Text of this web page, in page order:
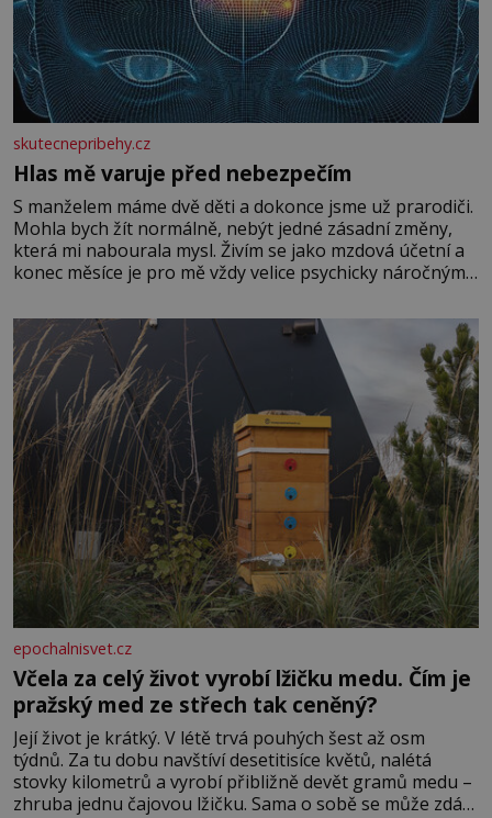
skutecnepribehy.cz
Hlas mě varuje před nebezpečím
S manželem máme dvě děti a dokonce jsme už prarodiči.
Mohla bych žít normálně, nebýt jedné zásadní změny,
která mi nabourala mysl. Živím se jako mzdová účetní a
konec měsíce je pro mě vždy velice psychicky náročným
dál častěji volá o pomoc, co se hlídání týče. Dalo by se
epochalnisvet.cz
Včela za celý život vyrobí lžičku medu. Čím je
pražský med ze střech tak ceněný?
Její život je krátký. V létě trvá pouhých šest až osm
týdnů. Za tu dobu navštíví desetitisíce květů, nalétá
stovky kilometrů a vyrobí přibližně devět gramů medu –
zhruba jednu čajovou lžičku. Sama o sobě se může zdát